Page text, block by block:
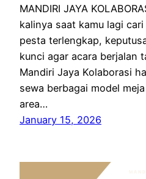
MANDIRI JAYA
kalinya saat kamu lagi
pesta terlengkap,
kunci agar acara berjalan
Mandiri Jaya Kolaborasi
sewa berbagai model
area…
January 15, 2026